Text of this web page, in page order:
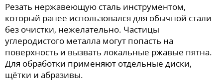
Резать нержавеющую сталь инструментом,
который ранее использовался для обычной стали
без очистки, нежелательно. Частицы
углеродистого металла могут попасть на
поверхность и вызвать локальные ржавые пятна.
Для обработки применяют отдельные диски,
щётки и абразивы.